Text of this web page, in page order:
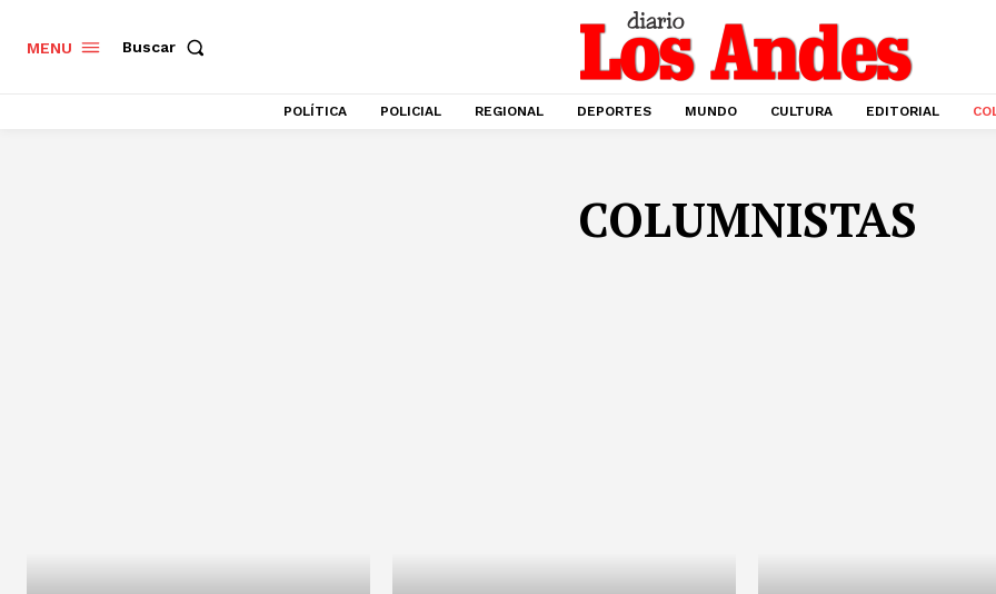
MENU Buscar
POLÍTICA POLICIAL REGIONAL DEPORTES MUNDO CULTURA EDITORIAL
COLUMNISTAS